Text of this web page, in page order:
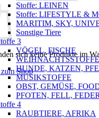
sich keine Produkte im
Shop
Stoffe: LEINEN
Stoffe: LIFESTYLE &
MARITIM, SKY,
Sonstige Tiere
3
VÖGEL, FISCHE
WEIHNACHTSSTOFFE
HUNDE, KATZEN,
MUSIKSTOFFE
OBST, GEMÜSE,
PFOTEN, FELL,
4
RAUBTIERE, AFRIKA